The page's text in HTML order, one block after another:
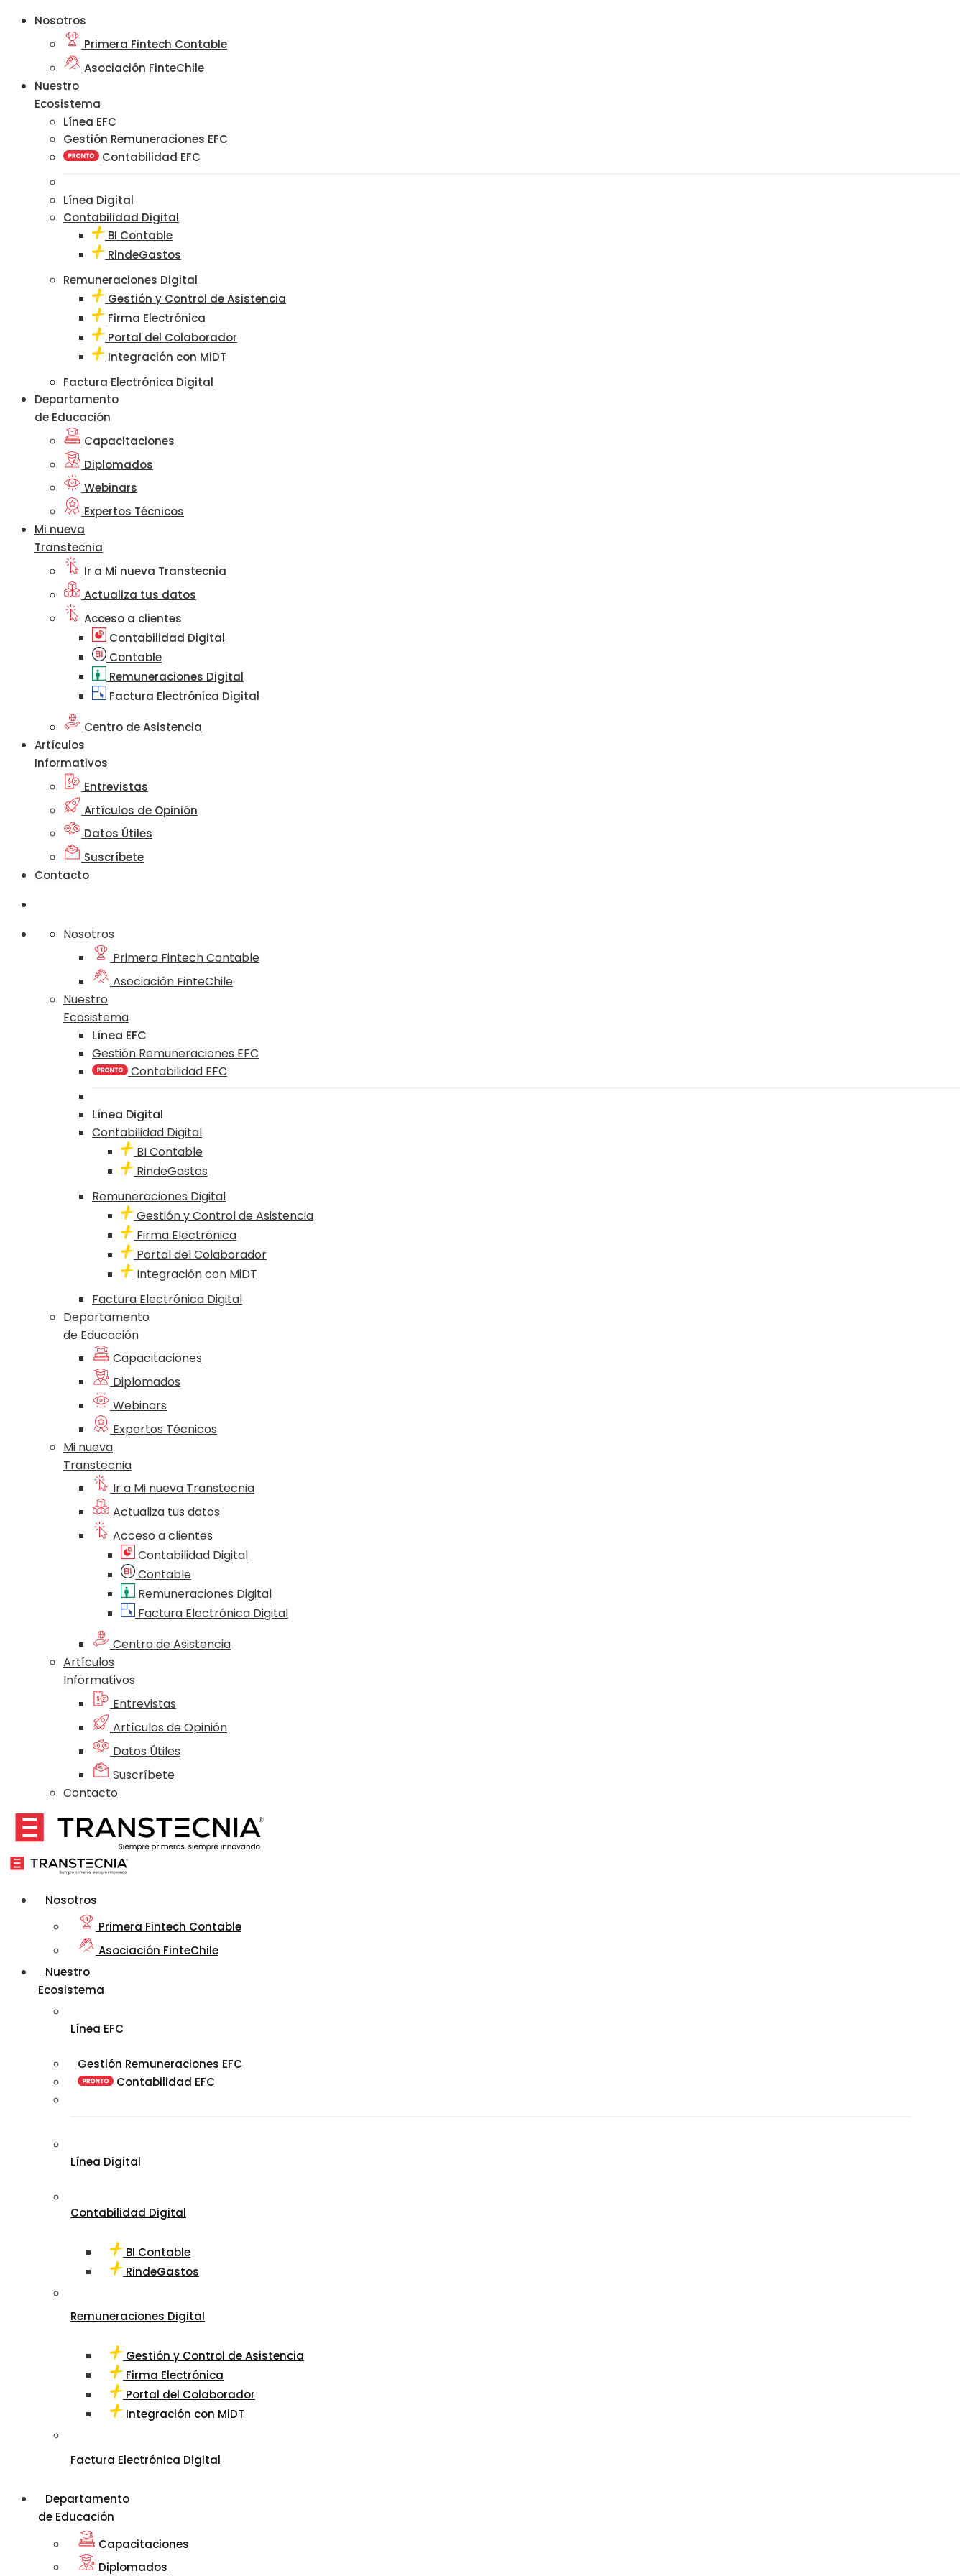
Nosotros
Primera Fintech Contable
Asociación FinteChile
Nuestro
Ecosistema
Línea EFC
Gestión Remuneraciones EFC
Contabilidad EFC
Línea Digital
Contabilidad Digital
BI Contable
RindeGastos
Remuneraciones Digital
Gestión y Control de Asistencia
Firma Electrónica
Portal del Colaborador
Integración con MiDT
Factura Electrónica Digital
Departamento
de Educación
Capacitaciones
Diplomados
Webinars
Expertos Técnicos
Mi nueva
Transtecnia
Ir a Mi nueva Transtecnia
Actualiza tus datos
Acceso a clientes
Contabilidad Digital
Contable
Remuneraciones Digital
Factura Electrónica Digital
Centro de Asistencia
Artículos
Informativos
Entrevistas
Artículos de Opinión
Datos Útiles
Suscríbete
Contacto
Nosotros
Primera Fintech Contable
Asociación FinteChile
Nuestro
Ecosistema
Línea EFC
Gestión Remuneraciones EFC
Contabilidad EFC
Línea Digital
Contabilidad Digital
BI Contable
RindeGastos
Remuneraciones Digital
Gestión y Control de Asistencia
Firma Electrónica
Portal del Colaborador
Integración con MiDT
Factura Electrónica Digital
Departamento
de Educación
Capacitaciones
Diplomados
Webinars
Expertos Técnicos
Mi nueva
Transtecnia
Ir a Mi nueva Transtecnia
Actualiza tus datos
Acceso a clientes
Contabilidad Digital
Contable
Remuneraciones Digital
Factura Electrónica Digital
Centro de Asistencia
Artículos
Informativos
Entrevistas
Artículos de Opinión
Datos Útiles
Suscríbete
Contacto
Nosotros
Primera Fintech Contable
Asociación FinteChile
Nuestro
Ecosistema
Línea EFC
Gestión Remuneraciones EFC
Contabilidad EFC
Línea Digital
Contabilidad Digital
BI Contable
RindeGastos
Remuneraciones Digital
Gestión y Control de Asistencia
Firma Electrónica
Portal del Colaborador
Integración con MiDT
Factura Electrónica Digital
Departamento
de Educación
Capacitaciones
Diplomados